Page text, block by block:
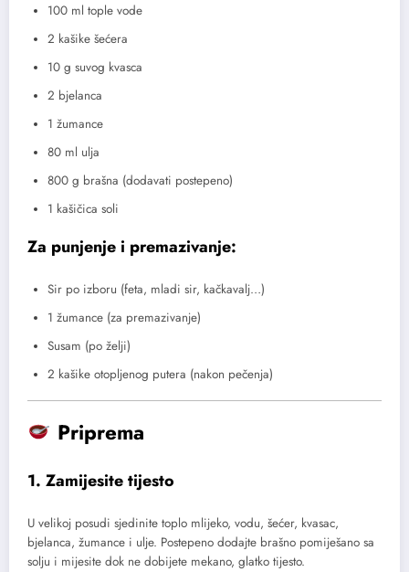
100 ml tople vode
2 kašike šećera
10 g suvog kvasca
2 bjelanca
1 žumance
80 ml ulja
800 g brašna (dodavati postepeno)
1 kašičica soli
Za punjenje i premazivanje:
Sir po izboru (feta, mladi sir, kačkavalj…)
1 žumance (za premazivanje)
Susam (po želji)
2 kašike otopljenog putera (nakon pečenja)
Priprema
1. Zamijesite tijesto
U velikoj posudi sjedinite toplo mlijeko, vodu, šećer, kvasac,
bjelanca, žumance i ulje. Postepeno dodajte brašno pomiješano sa
solju i mijesite dok ne dobijete mekano, glatko tijesto.